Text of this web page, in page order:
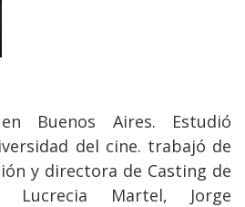
Buenos Aires. Estudió
del cine. trabajó de
y directora de Casting de
Lucrecia Martel, Jorge